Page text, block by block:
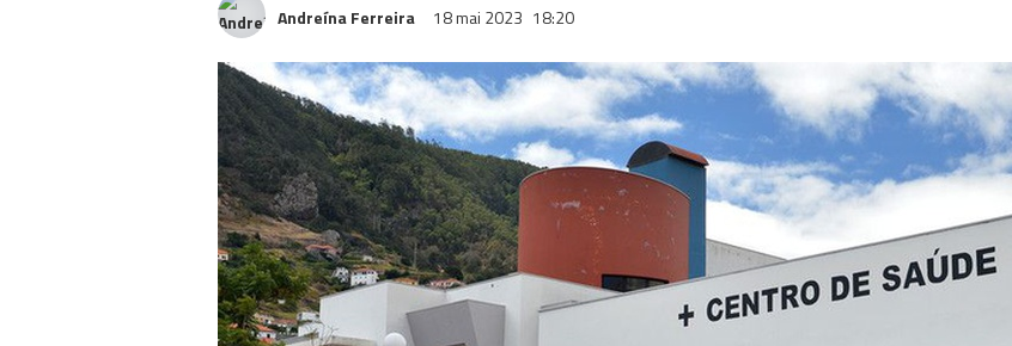
Andreína Ferreira 18 mai 2023 18:20